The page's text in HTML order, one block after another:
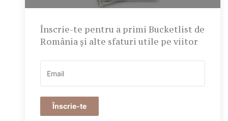
Înscrie-te pentru a primi Bucketlist de
România și alte sfaturi utile pe viitor
Înscrie-te